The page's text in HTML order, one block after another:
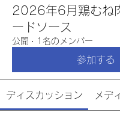
2026年6月鶏むね
ードソース
公開 · 1名のメンバー
参加する
ディスカッション メデ